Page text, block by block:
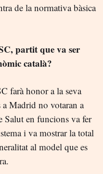
de la normativa bàsica
partit que va ser
català?
farà honor a la seva
a Madrid no votaran a
Salut en funcions va fer
i va mostrar la total
al model que es